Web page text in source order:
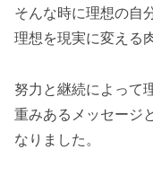
そんな時に理想の自
理想を現実に変える
努力と継続によって
重みあるメッセージ
なりました。